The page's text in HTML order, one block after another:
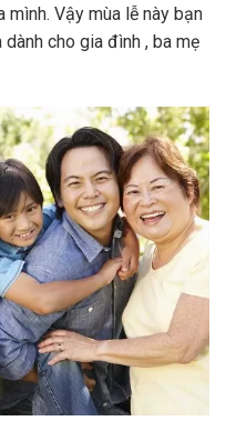
Vậy mùa lễ này bạn
cho gia đình , ba mẹ